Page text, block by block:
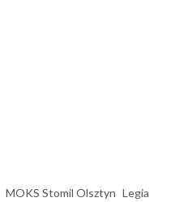
MOKS Stomil Olsztyn Legia